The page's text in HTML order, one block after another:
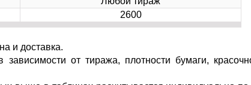
2600
и доставка.
от тиража, плотности бумаги,